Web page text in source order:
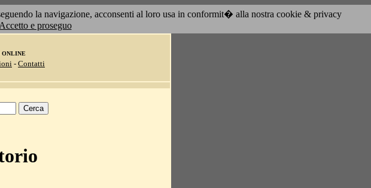
la navigazione, acconsenti al loro usa in conformit� alla nostra cookie & privacy
Accetto e proseguo
ONLINE
- Contatti